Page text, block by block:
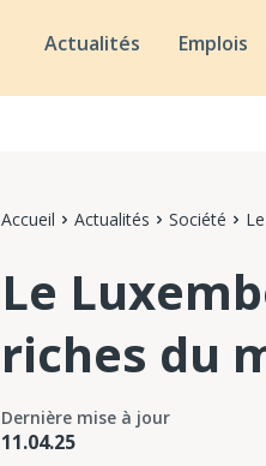
Actualités Emplois
Accueil Actualités Société
Le
riches du
Dernière mise à jour
11.04.25